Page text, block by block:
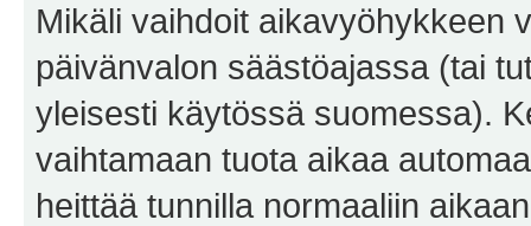
Mikäli vaihdoit aikavyöhykkeen
päivänvalon säästöajassa (tai
yleisesti käytössä suomessa).
vaihtamaan tuota aikaa
heittää tunnilla normaaliin